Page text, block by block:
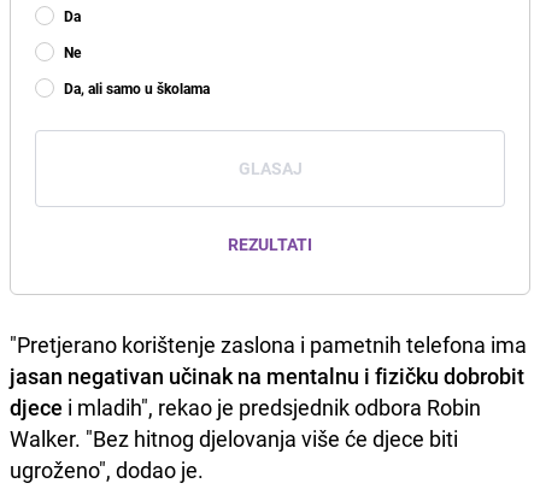
Da
Ne
Da, ali samo u školama
GLASAJ
REZULTATI
"Pretjerano korištenje zaslona i pametnih telefona ima
jasan negativan učinak na mentalnu i fizičku dobrobit
djece i mladih", rekao je predsjednik odbora Robin
Walker. "Bez hitnog djelovanja više će djece biti
ugroženo", dodao je.